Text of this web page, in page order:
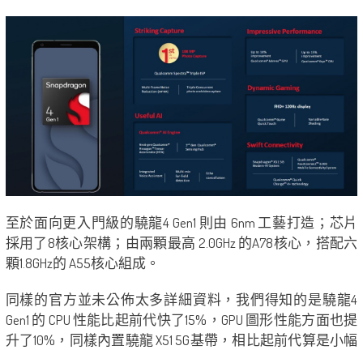
至於面向更入門級的驍龍4 Gen1 則由 6nm 工藝打造；芯片
採用了8核心架構；由兩顆最高 2.0GHz 的A78核心，搭配六
顆1.8GHz的 A55核心組成。
同樣的官方並未公佈太多詳細資料，我們得知的是驍龍4
Gen1 的 CPU 性能比起前代快了15%，GPU 圖形性能方面也提
升了10%，同樣內置驍龍 X51 5G基帶，相比起前代算是小幅